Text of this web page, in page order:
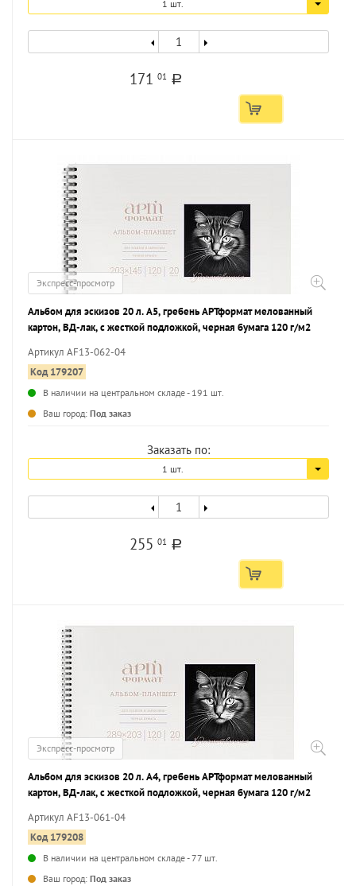
1 шт.
17101 a
Экспресс-просмотр
Альбом для эскизов 20 л. А5, гребень АРТформат мелованный
картон, ВД-лак, с жесткой подложкой, черная бумага 120 г/м2
Артикул AF13-062-04
Код 179207
В наличии на центральном складе - 191 шт.
Ваш город: Под заказ
Заказать по:
1 шт.
25501 a
Экспресс-просмотр
Альбом для эскизов 20 л. А4, гребень АРТформат мелованный
картон, ВД-лак, с жесткой подложкой, черная бумага 120 г/м2
Артикул AF13-061-04
Код 179208
В наличии на центральном складе - 77 шт.
Ваш город: Под заказ